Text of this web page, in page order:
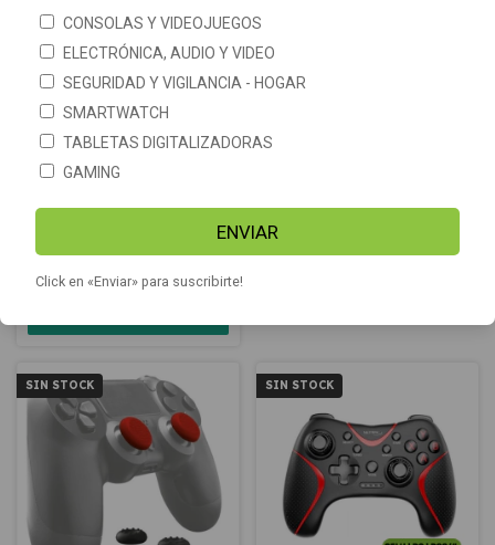
Trust Gxt 744 Joystick Ps4
$3.190 $8.690
Control Dualshock 4 Original
$153.890
SIN STOCK SIN STOCK
CONSOLAS Y VIDEOJUEGOS
ELECTRÓNICA, AUDIO Y VIDEO
SEGURIDAD Y VIGILANCIA - HOGAR
SMARTWATCH
TABLETAS DIGITALIZADORAS
GAMING
ENVIAR
Click en «Enviar» para suscribirte!